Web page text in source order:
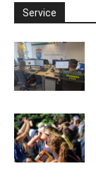
Service